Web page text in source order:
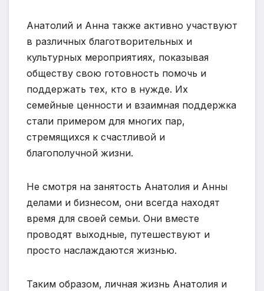
Анатолий и Анна также активно участвуют
в различных благотворительных и
культурных мероприятиях, показывая
обществу свою готовность помочь и
поддержать тех, кто в нужде. Их
семейные ценности и взаимная поддержка
стали примером для многих пар,
стремящихся к счастливой и
благополучной жизни.
Не смотря на занятость Анатолия и Анны
делами и бизнесом, они всегда находят
время для своей семьи. Они вместе
проводят выходные, путешествуют и
просто наслаждаются жизнью.
Таким образом, личная жизнь Анатолия и